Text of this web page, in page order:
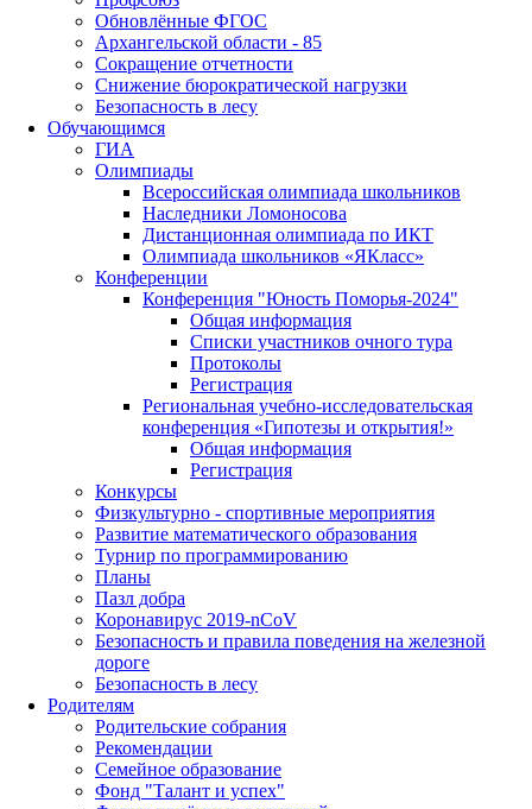
Обновлённые ФГОС
Архангельской области - 85
Сокращение отчетности
Снижение бюрократической нагрузки
Безопасность в лесу
Обучающимся
ГИА
Олимпиады
Всероссийская олимпиада школьников
Наследники Ломоносова
Дистанционная олимпиада по ИКТ
Олимпиада школьников «ЯКласс»
Конференции
Конференция "Юность Поморья-2024"
Общая информация
Списки участников очного тура
Протоколы
Регистрация
Региональная учебно-исследовательская
конференция «Гипотезы и открытия!»
Общая информация
Регистрация
Конкурсы
Физкультурно - спортивные мероприятия
Развитие математического образования
Турнир по программированию
Планы
Пазл добра
Коронавирус 2019-nCoV
Безопасность и правила поведения на железной
дороге
Безопасность в лесу
Родителям
Родительские собрания
Рекомендации
Семейное образование
Фонд "Талант и успех"